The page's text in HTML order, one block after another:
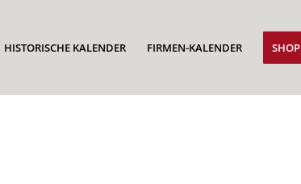
HISTORISCHE KALENDER FIRMEN-KALENDER SHOP